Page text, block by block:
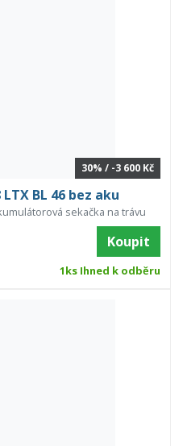
30% / -3 600 Kč
LTX BL 46 bez aku
sekačka na trávu
Koupit
1ks Ihned k odběru